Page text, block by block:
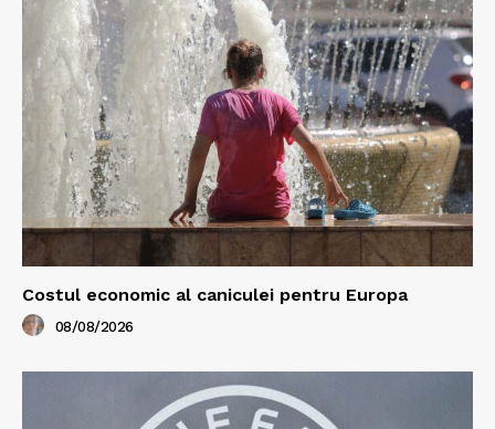
Costul economic al caniculei pentru Europa
08/08/2026